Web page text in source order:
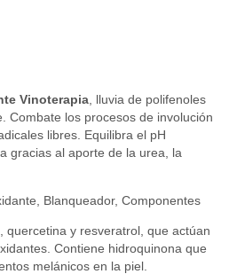
Vinoterapia lluvia de polifenoles
Combate los procesos de involución
libres. Equilibra el pH
gracias al aporte de la urea, la
Blanqueador, Componentes
quercetina y resveratrol, que actúan
Contiene hidroquinona que
melánicos en la piel.